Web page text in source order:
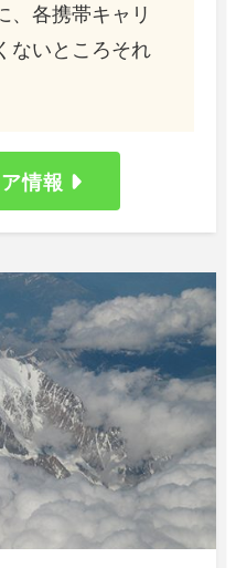
、各携帯キャリ
ないところそれ
情報